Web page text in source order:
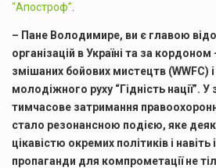
“Апостроф”
– Пане Володимире, ви є главою
організацій в Україні та за кордоном
змішаних бойових мистецтв (WWFC)
молодіжного руху “Гідність нації”.
тимчасове затримання
стало резонансною подією, яке
цікавістю окремих політиків і навіть
пропаганди для компрометації не